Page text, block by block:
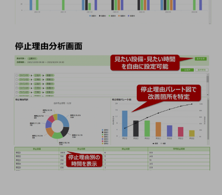
衛星携帯電話
ドコモBiz データ無制限 ドコモ MAX ドコモ mini ドコモBiz かけ放題
ケータイプラン
5Gデータプラス
データプラス
IoT向け回線料金
home5Gプラン
モバイルサービス
端末の一元管理